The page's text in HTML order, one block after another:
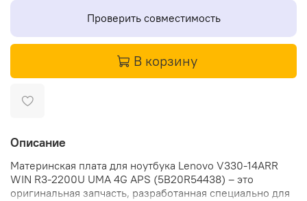
Проверить совместимость
В корзину
Описание
Материнская плата для ноутбука Lenovo V330-14ARR
WIN R3-2200U UMA 4G APS (5B20R54438) – это
оригинальная запчасть, разработанная специально для